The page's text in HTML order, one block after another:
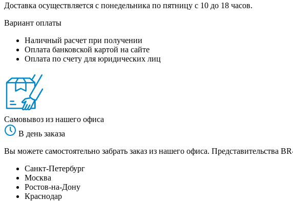
Доставка осуществляется с понедельника по пятницу с 10 до 18 часов.
Вариант оплаты
Наличный расчет при получении
Оплата банковской картой на сайте
Оплата по счету для юридических лиц
Самовывоз из нашего офиса
В день заказа
Вы можете самостоятельно забрать заказ из нашего офиса. Представительства
Санкт-Петербург
Москва
Ростов-на-Дону
Краснодар